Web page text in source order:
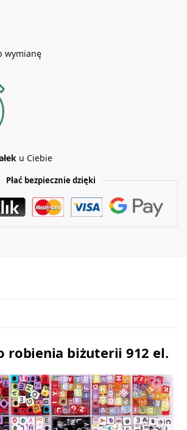
wymianę
u Ciebie
Płać bezpiecznie dzięki
robienia biżuterii 912 el.